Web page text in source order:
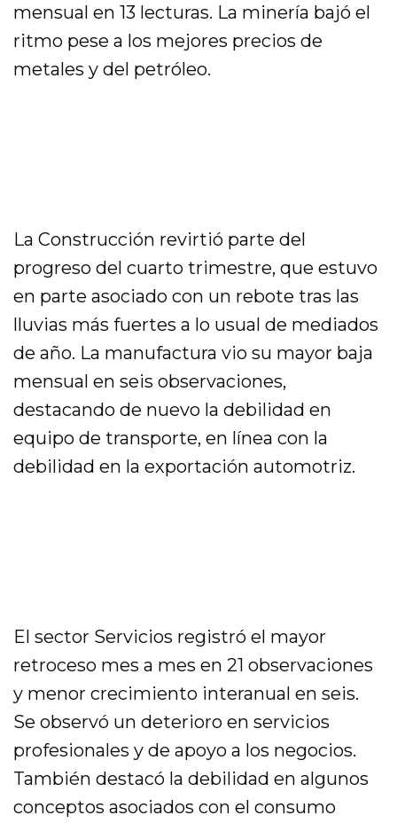
mensual en 13 lecturas. La minería bajó el
ritmo pese a los mejores precios de
metales y del petróleo.
La Construcción revirtió parte del
progreso del cuarto trimestre, que estuvo
en parte asociado con un rebote tras las
lluvias más fuertes a lo usual de mediados
de año. La manufactura vio su mayor baja
mensual en seis observaciones,
destacando de nuevo la debilidad en
equipo de transporte, en línea con la
debilidad en la exportación automotriz.
El sector Servicios registró el mayor
retroceso mes a mes en 21 observaciones
y menor crecimiento interanual en seis.
Se observó un deterioro en servicios
profesionales y de apoyo a los negocios.
También destacó la debilidad en algunos
conceptos asociados con el consumo